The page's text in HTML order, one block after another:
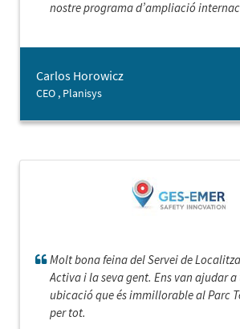
nostre programa d’ampliació
Carlos Horowicz
CEO , Planisys
Molt bona feina del Servei de
Activa i la seva gent. Ens van ajudar
ubicació que és immillorable al Parc
per tot.